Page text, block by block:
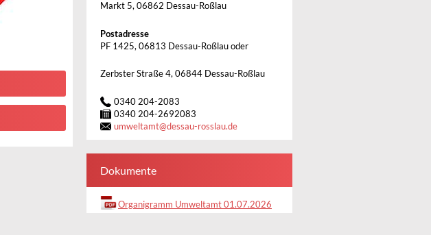
Markt 5, 06862 Dessau-Roßlau
Postadresse
PF 1425, 06813 Dessau-Roßlau oder
Zerbster Straße 4, 06844 Dessau-Roßlau
0340 204-2083
0340 204-2692083
umweltamt@dessau-rosslau.de
Dokumente
Organigramm Umweltamt 01.07.2026